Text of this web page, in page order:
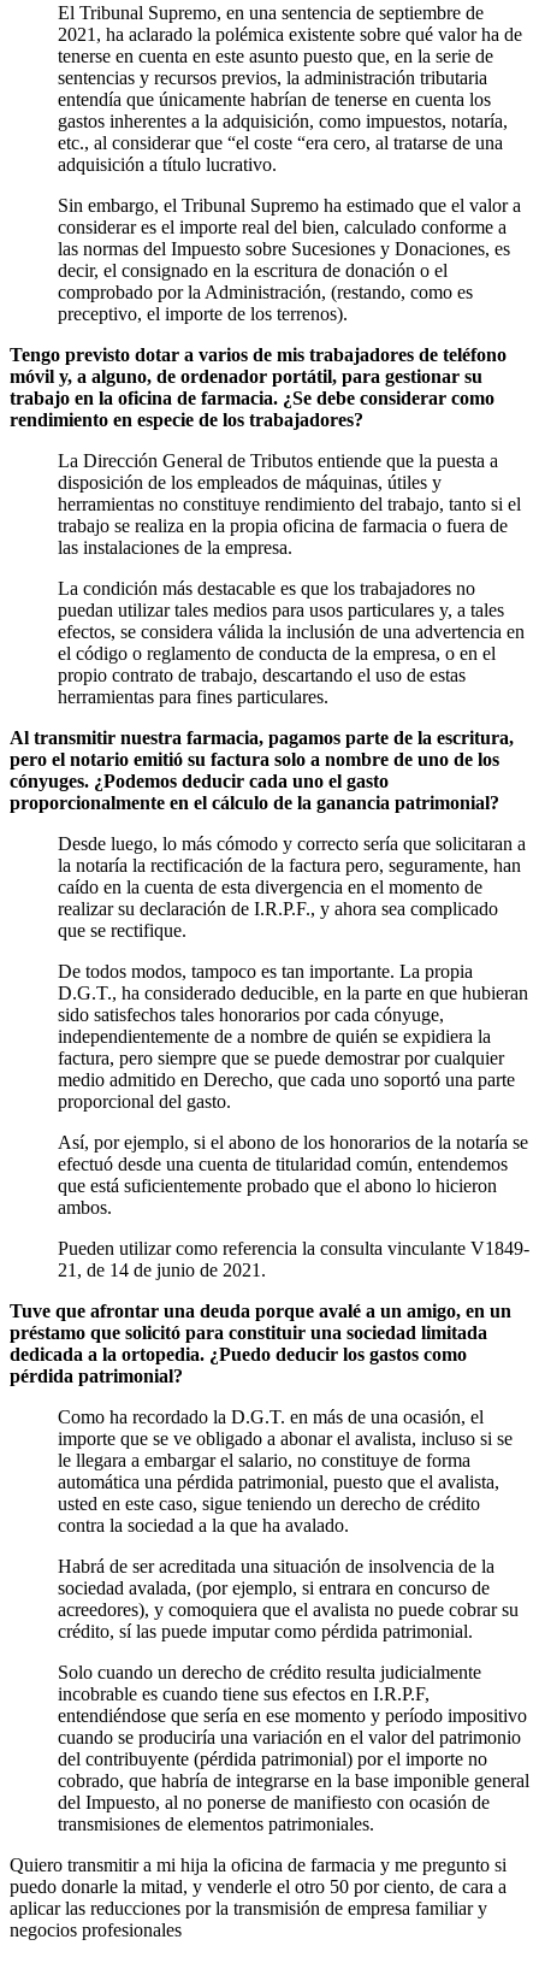
El Tribunal Supremo, en una sentencia de septiembre de
2021, ha aclarado la polémica existente sobre qué valor ha de
tenerse en cuenta en este asunto puesto que, en la serie de
sentencias y recursos previos, la administración tributaria
entendía que únicamente habrían de tenerse en cuenta los
gastos inherentes a la adquisición, como impuestos, notaría,
etc., al considerar que “el coste “era cero, al tratarse de una
adquisición a título lucrativo.
Sin embargo, el Tribunal Supremo ha estimado que el valor a
considerar es el importe real del bien, calculado conforme a
las normas del Impuesto sobre Sucesiones y Donaciones, es
decir, el consignado en la escritura de donación o el
comprobado por la Administración, (restando, como es
preceptivo, el importe de los terrenos).
Tengo previsto dotar a varios de mis trabajadores de teléfono
móvil y, a alguno, de ordenador portátil, para gestionar su
trabajo en la oficina de farmacia. ¿Se debe considerar como
rendimiento en especie de los trabajadores?
La Dirección General de Tributos entiende que la puesta a
disposición de los empleados de máquinas, útiles y
herramientas no constituye rendimiento del trabajo, tanto si el
trabajo se realiza en la propia oficina de farmacia o fuera de
las instalaciones de la empresa.
La condición más destacable es que los trabajadores no
puedan utilizar tales medios para usos particulares y, a tales
efectos, se considera válida la inclusión de una advertencia en
el código o reglamento de conducta de la empresa, o en el
propio contrato de trabajo, descartando el uso de estas
herramientas para fines particulares.
Al transmitir nuestra farmacia, pagamos parte de la escritura,
pero el notario emitió su factura solo a nombre de uno de los
cónyuges. ¿Podemos deducir cada uno el gasto
proporcionalmente en el cálculo de la ganancia patrimonial?
Desde luego, lo más cómodo y correcto sería que solicitaran a
la notaría la rectificación de la factura pero, seguramente, han
caído en la cuenta de esta divergencia en el momento de
realizar su declaración de I.R.P.F., y ahora sea complicado
que se rectifique.
De todos modos, tampoco es tan importante. La propia
D.G.T., ha considerado deducible, en la parte en que hubieran
sido satisfechos tales honorarios por cada cónyuge,
independientemente de a nombre de quién se expidiera la
factura, pero siempre que se puede demostrar por cualquier
medio admitido en Derecho, que cada uno soportó una parte
proporcional del gasto.
Así, por ejemplo, si el abono de los honorarios de la notaría se
efectuó desde una cuenta de titularidad común, entendemos
que está suficientemente probado que el abono lo hicieron
ambos.
Pueden utilizar como referencia la consulta vinculante V1849-
21, de 14 de junio de 2021.
Tuve que afrontar una deuda porque avalé a un amigo, en un
préstamo que solicitó para constituir una sociedad limitada
dedicada a la ortopedia. ¿Puedo deducir los gastos como
pérdida patrimonial?
Como ha recordado la D.G.T. en más de una ocasión, el
importe que se ve obligado a abonar el avalista, incluso si se
le llegara a embargar el salario, no constituye de forma
automática una pérdida patrimonial, puesto que el avalista,
usted en este caso, sigue teniendo un derecho de crédito
contra la sociedad a la que ha avalado.
Habrá de ser acreditada una situación de insolvencia de la
sociedad avalada, (por ejemplo, si entrara en concurso de
acreedores), y comoquiera que el avalista no puede cobrar su
crédito, sí las puede imputar como pérdida patrimonial.
Solo cuando un derecho de crédito resulta judicialmente
incobrable es cuando tiene sus efectos en I.R.P.F,
entendiéndose que sería en ese momento y período impositivo
cuando se produciría una variación en el valor del patrimonio
del contribuyente (pérdida patrimonial) por el importe no
cobrado, que habría de integrarse en la base imponible general
del Impuesto, al no ponerse de manifiesto con ocasión de
transmisiones de elementos patrimoniales.
Quiero transmitir a mi hija la oficina de farmacia y me pregunto si
puedo donarle la mitad, y venderle el otro 50 por ciento, de cara a
aplicar las reducciones por la transmisión de empresa familiar y
negocios profesionales